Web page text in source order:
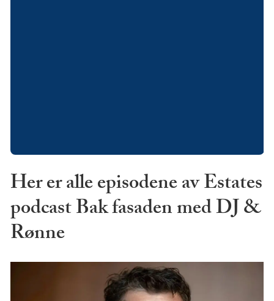
Her er alle episodene av Estates
podcast Bak fasaden med DJ &
Rønne